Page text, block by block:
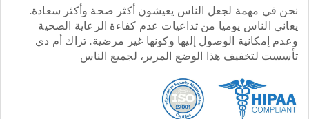
نحن في مهمة لجعل الناس يعيشون أكثر صحة وأكثر سعادة.
يعاني الناس يوميا من تداعيات عدم كفاءة الرعاية الصحية
وعدم إمكانية الوصول إليها وكونها غير مرضية. تراك أم دي
تأسست لتخفيف هذا الوضع المرير، لجميع الناس